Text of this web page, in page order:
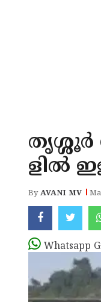
തൃശ്ശൂർ
ളിൽ
ByAVANI MV
Whatsapp